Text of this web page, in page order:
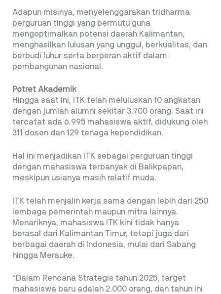
Adapun misinya, menyelenggarakan tridharma
perguruan tinggi yang bermutu guna
mengoptimalkan potensi daerah Kalimantan,
menghasilkan lulusan yang unggul, berkualitas, dan
berbudi luhur serta berperan aktif dalam
pembangunan nasional.
Potret Akademik
Hingga saat ini, ITK telah meluluskan 10 angkatan
dengan jumlah alumni sekitar 3.700 orang. Saat ini
tercatat ada 6.995 mahasiswa aktif, didukung oleh
311 dosen dan 129 tenaga kependidikan.
Hal ini menjadikan ITK sebagai perguruan tinggi
dengan mahasiswa terbanyak di Balikpapan,
meskipun usianya masih relatif muda.
ITK telah menjalin kerja sama dengan lebih dari 250
lembaga pemerintah maupun mitra lainnya.
Menariknya, mahasiswa ITK kini tidak hanya
berasal dari Kalimantan Timur, tetapi juga dari
berbagai daerah di Indonesia, mulai dari Sabang
hingga Merauke.
“Dalam Rencana Strategis tahun 2025, target
mahasiswa baru adalah 2.000 orang, dan tahun ini